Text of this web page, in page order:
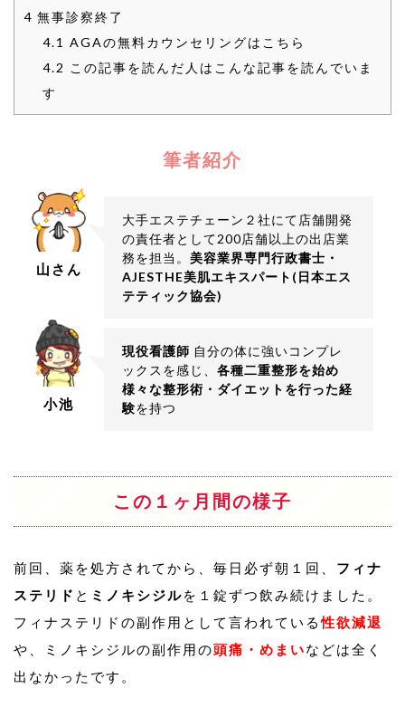
4 無事診察終了
4.1 AGAの無料カウンセリングはこちら
4.2 この記事を読んだ人はこんな記事を読んでいま
す
筆者紹介
山さん
大手エステチェーン２社にて店舗開発
の責任者として200店舗以上の出店業
務を担当。 美容業界専門行政書士・
AJESTHE美肌エキスパート(日本エス
テティック協会)
小池
現役看護師 自分の体に強いコンプレ
ックスを感じ、 各種二重整形を始め
様々な整形術・ダイエットを行った経
験を持つ
この１ヶ月間の様子
前回、薬を処方されてから、毎日必ず朝１回、 フィナ
ステリド と ミノキシジルを１錠ずつ飲み続けました。
フィナステリドの副作用として言われている性欲減退
や、ミノキシジルの副作用の頭痛・めまいなどは全く
出なかったです。